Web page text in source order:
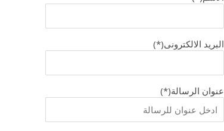
البريد الالكترونى(*)
عنوان الرسالة(*)